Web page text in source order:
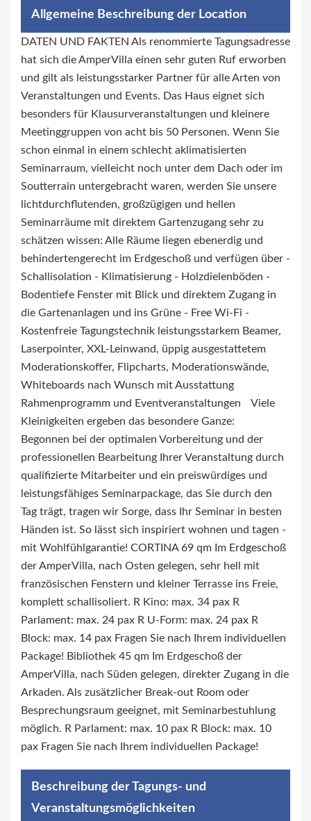
Allgemeine Beschreibung der Location
DATEN UND FAKTEN Als renommierte Tagungsadresse
hat sich die AmperVilla einen sehr guten Ruf erworben
und gilt als leistungsstarker Partner für alle Arten von
Veranstaltungen und Events. Das Haus eignet sich
besonders für Klausurveranstaltungen und kleinere
Meetinggruppen von acht bis 50 Personen. Wenn Sie
schon einmal in einem schlecht aklimatisierten
Seminarraum, vielleicht noch unter dem Dach oder im
Soutterrain untergebracht waren, werden Sie unsere
lichtdurchflutenden, großzügigen und hellen
Seminarräume mit direktem Gartenzugang sehr zu
schätzen wissen: Alle Räume liegen ebenerdig und
behindertengerecht im Erdgeschoß und verfügen über -
Schallisolation - Klimatisierung - Holzdielenböden -
Bodentiefe Fenster mit Blick und direktem Zugang in
die Gartenanlagen und ins Grüne - Free Wi-Fi -
Kostenfreie Tagungstechnik leistungsstarkem Beamer,
Laserpointer, XXL-Leinwand, üppig ausgestattetem
Moderationskoffer, Flipcharts, Moderationswände,
Whiteboards nach Wunsch mit Ausstattung
Rahmenprogramm und Eventveranstaltungen Viele
Kleinigkeiten ergeben das besondere Ganze:
Begonnen bei der optimalen Vorbereitung und der
professionellen Bearbeitung Ihrer Veranstaltung durch
qualifizierte Mitarbeiter und ein preiswürdiges und
leistungsfähiges Seminarpackage, das Sie durch den
Tag trägt, tragen wir Sorge, dass Ihr Seminar in besten
Händen ist. So lässt sich inspiriert wohnen und tagen -
mit Wohlfühlgarantie! CORTINA 69 qm Im Erdgeschoß
der AmperVilla, nach Osten gelegen, sehr hell mit
französischen Fenstern und kleiner Terrasse ins Freie,
komplett schallisoliert. R Kino: max. 34 pax R
Parlament: max. 24 pax R U-Form: max. 24 pax R
Block: max. 14 pax Fragen Sie nach Ihrem individuellen
Package! Bibliothek 45 qm Im Erdgeschoß der
AmperVilla, nach Süden gelegen, direkter Zugang in die
Arkaden. Als zusätzlicher Break-out Room oder
Besprechungsraum geeignet, mit Seminarbestuhlung
möglich. R Parlament: max. 10 pax R Block: max. 10
pax Fragen Sie nach Ihrem individuellen Package!
Beschreibung der Tagungs- und
Veranstaltungsmöglichkeiten